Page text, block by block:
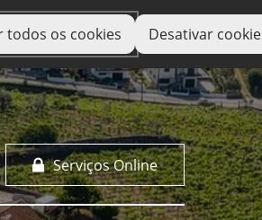
todos os cookies Desativar
Serviços Online